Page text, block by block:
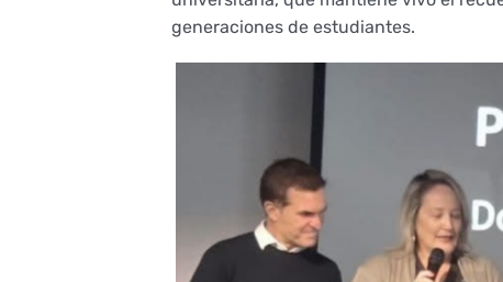
generaciones de estudiantes.